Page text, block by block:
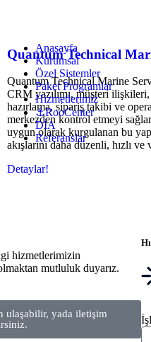
Anasayfa
Kurumsal
Özel Sistemler
Paket Programlar
Hizmetlerimiz
⚓RooCenter
DİA
Referanslar
Quantum Technical
Quantum Technical Marine
CRM yazılımı, müşteri
hazırlama, sipariş takibi ve
merkezden kontrol etmeyi
uygun olarak kurgulanan bu
akışlarını daha düzenli, hızlı
Detaylar!
hizmetlerimizin
mutluluk duyarız.
ulaşabilir, yada iletişim